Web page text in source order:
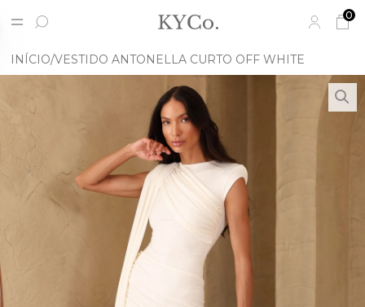
0
INÍCIO VESTIDO ANTONELLA CURTO OFF WHITE